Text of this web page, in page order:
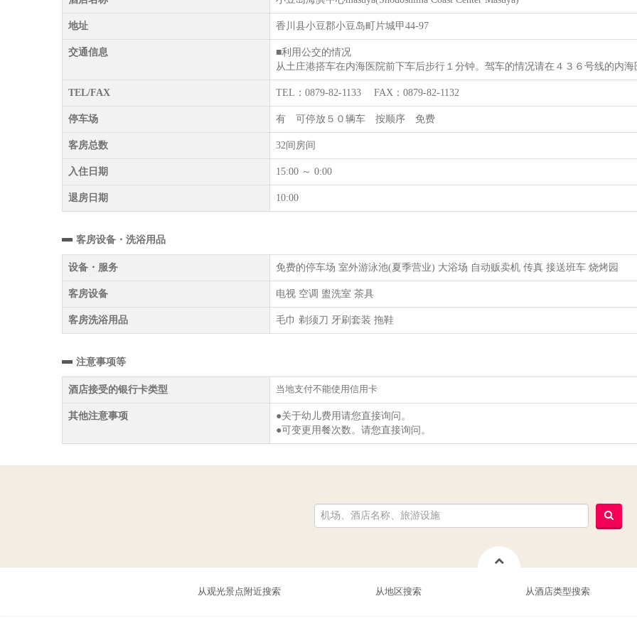
地址 香川县小豆郡小豆岛町片城甲44-97
交通信息
■利用公交的情况
从土庄港搭车在内海医院前下车后步行１分钟。驾车的情况请在４３６号线的内
TEL/FAX TEL：0879-82-1133 FAX：0879-82-1132
停车场 有 可停放５０辆车 按顺序 免费
客房总数 32间房间
入住日期 15:00 ～ 0:00
退房日期 10:00
客房设备・洗浴用品
设备・服务 免费的停车场 室外游泳池(夏季营业) 大浴场 自动贩卖机 传真 接送班车 烧烤园
客房设备 电视 空调 盥洗室 茶具
客房洗浴用品 毛巾 剃须刀 牙刷套装 拖鞋
注意事项等
酒店接受的银行卡类型 当地支付不能使用信用卡
其他注意事项
●关于幼儿费用请您直接询问。
●可变更用餐次数。请您直接询问。
从观光景点附近搜索 从地区搜索 从酒店类型搜索